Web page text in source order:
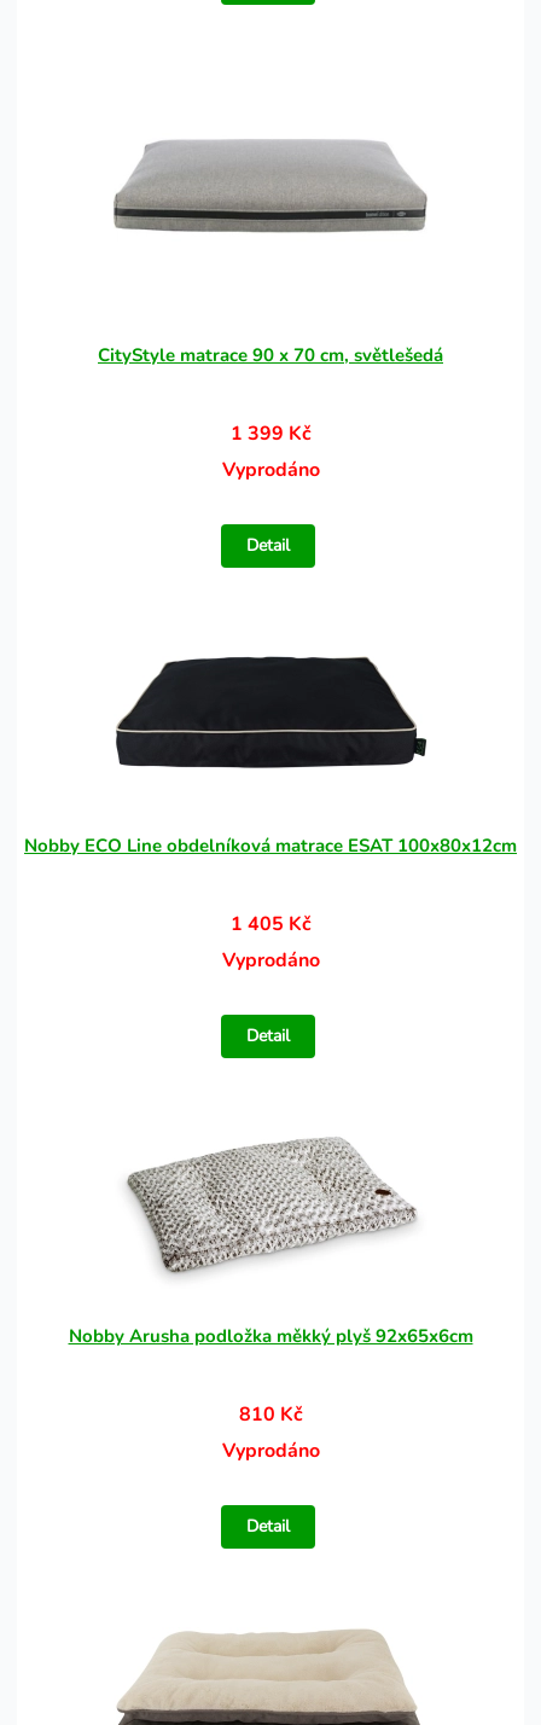
CityStyle matrace 90 x 70 cm, světlešedá
1 399 Kč
Vyprodáno
Detail
Nobby ECO Line obdelníková matrace ESAT 100x80x12cm
1 405 Kč
Vyprodáno
Detail
Nobby Arusha podložka měkký plyš 92x65x6cm
810 Kč
Vyprodáno
Detail